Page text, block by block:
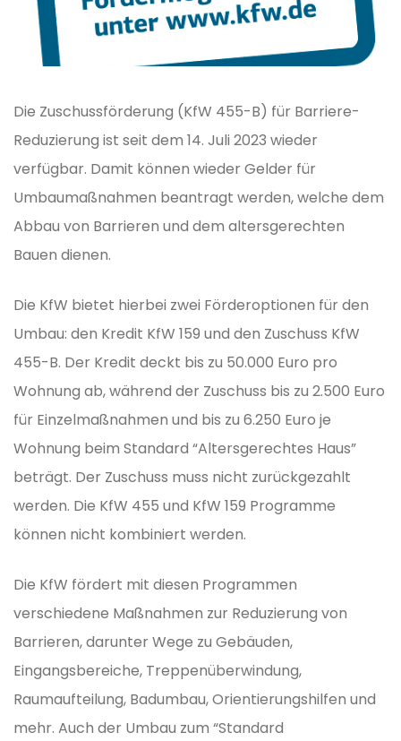
Die Zuschussförderung (KfW 455-B) für Barriere-
Reduzierung ist seit dem 14. Juli 2023 wieder
verfügbar. Damit können wieder Gelder für
Umbaumaßnahmen beantragt werden, welche dem
Abbau von Barrieren und dem altersgerechten
Bauen dienen.
Die KfW bietet hierbei zwei Förderoptionen für den
Umbau: den Kredit KfW 159 und den Zuschuss KfW
455-B. Der Kredit deckt bis zu 50.000 Euro pro
Wohnung ab, während der Zuschuss bis zu 2.500 Euro
für Einzelmaßnahmen und bis zu 6.250 Euro je
Wohnung beim Standard “Altersgerechtes Haus”
beträgt. Der Zuschuss muss nicht zurückgezahlt
werden. Die KfW 455 und KfW 159 Programme
können nicht kombiniert werden.
Die KfW fördert mit diesen Programmen
verschiedene Maßnahmen zur Reduzierung von
Barrieren, darunter Wege zu Gebäuden,
Eingangsbereiche, Treppenüberwindung,
Raumaufteilung, Badumbau, Orientierungshilfen und
mehr. Auch der Umbau zum “Standard